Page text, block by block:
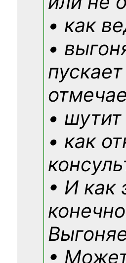
• как
•
•
• как
• И как
•